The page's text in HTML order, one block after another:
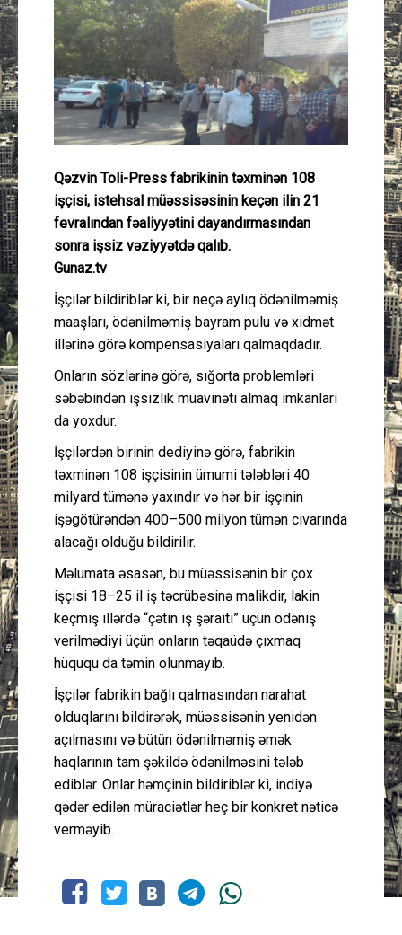
Mədəniyyət
Müsahibə
İdman
Gündəm
Peşə etikası
Əlaqə
Qəzvin Toli-Press fabrikinin təxminən 108
işçisi, istehsal müəssisəsinin keçən ilin 21
fevralından fəaliyyətini dayandırmasından
sonra işsiz vəziyyətdə qalıb.
Gunaz.tv
İşçilər bildiriblər ki, bir neçə aylıq ödənilməmiş
maaşları, ödənilməmiş bayram pulu və xidmət
illərinə görə kompensasiyaları qalmaqdadır.
Onların sözlərinə görə, sığorta problemləri
səbəbindən işsizlik müavinəti almaq imkanları
da yoxdur.
İşçilərdən birinin dediyinə görə, fabrikin
təxminən 108 işçisinin ümumi tələbləri 40
milyard tümənə yaxındır və hər bir işçinin
işəgötürəndən 400–500 milyon tümən civarında
alacağı olduğu bildirilir.
Məlumata əsasən, bu müəssisənin bir çox
işçisi 18–25 il iş təcrübəsinə malikdir, lakin
keçmiş illərdə “çətin iş şəraiti” üçün ödəniş
verilmədiyi üçün onların təqaüdə çıxmaq
hüququ da təmin olunmayıb.
İşçilər fabrikin bağlı qalmasından narahat
olduqlarını bildirərək, müəssisənin yenidən
açılmasını və bütün ödənilməmiş əmək
haqlarının tam şəkildə ödənilməsini tələb
ediblər. Onlar həmçinin bildiriblər ki, indiyə
qədər edilən müraciətlər heç bir konkret nəticə
verməyib.